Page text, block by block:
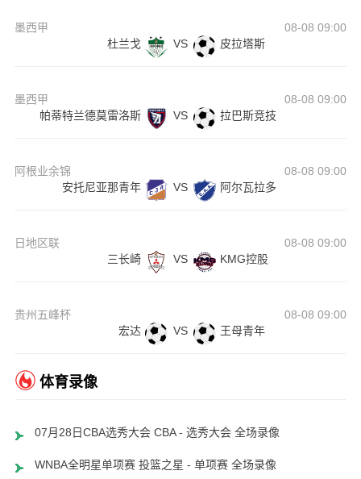
墨西甲
08-08 09:00
杜兰戈
VS 皮拉塔斯
墨西甲
08-08 09:00
帕蒂特兰德莫雷洛斯
VS 拉巴斯竞技
阿根业余锦
08-08 09:00
安托尼亚那青年
VS 阿尔瓦拉多
日地区联
08-08 09:00
三长崎
VS KMG控股
贵州五峰杯
08-08 09:00
宏达
VS 王母青年
体育录像
07月28日CBA选秀大会 CBA - 选秀大会 全场录像
WNBA全明星单项赛 投篮之星 - 单项赛 全场录像